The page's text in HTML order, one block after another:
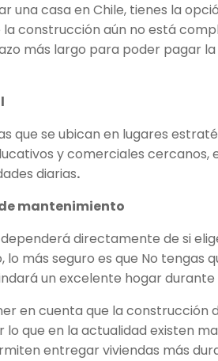
una casa en Chile, tienes la
construcción aún no está
más largo para poder pagar
que se ubican en lugares
y comerciales cercanos,
diarias.
mantenimiento
directamente de si
lo más seguro es que No tengas
un excelente hogar
en cuenta que la construcción
que en la actualidad existen
entregar viviendas más